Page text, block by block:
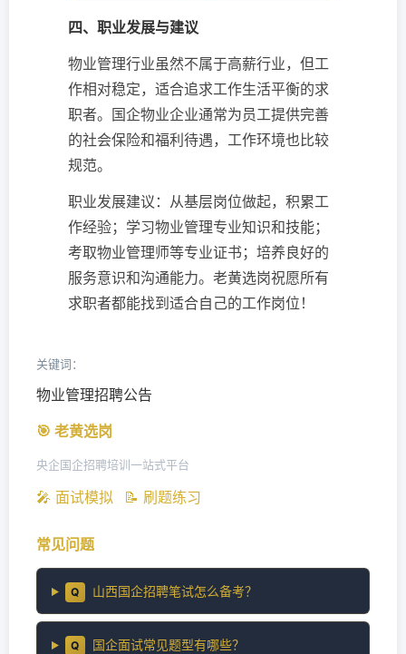
四、职业发展与建议
物业管理行业虽然不属于高薪行业，但工
作相对稳定，适合追求工作生活平衡的求
职者。国企物业企业通常为员工提供完善
的社会保险和福利待遇，工作环境也比较
规范。
职业发展建议：从基层岗位做起，积累工
作经验；学习物业管理专业知识和技能；
考取物业管理师等专业证书；培养良好的
服务意识和沟通能力。老黄选岗祝愿所有
求职者都能找到适合自己的工作岗位！
关键词：
物业管理招聘公告
🎯 老黄选岗
央企国企招聘培训一站式平台
🎤 面试模拟 📝 刷题练习
常见问题
Q 山西国企招聘笔试怎么备考？
Q 国企面试常见题型有哪些？